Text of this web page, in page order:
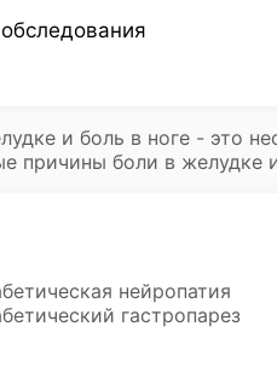
и боль в ноге - это
причины боли в желудке
нейропатия
гастропарез